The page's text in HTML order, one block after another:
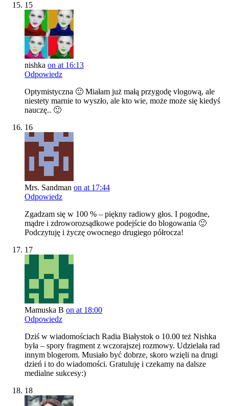
15
nishka on at 16:13
Odpowiedz
Optymistyczna 🙂 Miałam już małą przygodę vlogową, ale
niestety marnie to wyszło, ale kto wie, może może się kiedyś
nauczę.. 🙂
16
Mrs. Sandman on at 17:44
Odpowiedz
Zgadzam się w 100 % – piękny radiowy głos. I pogodne,
mądre i zdroworozsądkowe podejście do blogowania 🙂
Podczytuję i życzę owocnego drugiego półrocza!
17
Mamuska B on at 18:00
Odpowiedz
Dziś w wiadomościach Radia Białystok o 10.00 też Nishka
była – spory fragment z wczorajszej rozmowy. Udzielała rad
innym blogerom. Musiało być dobrze, skoro wzięli na drugi
dzień i to do wiadomości. Gratuluję i czekamy na dalsze
medialne sukcesy:)
18